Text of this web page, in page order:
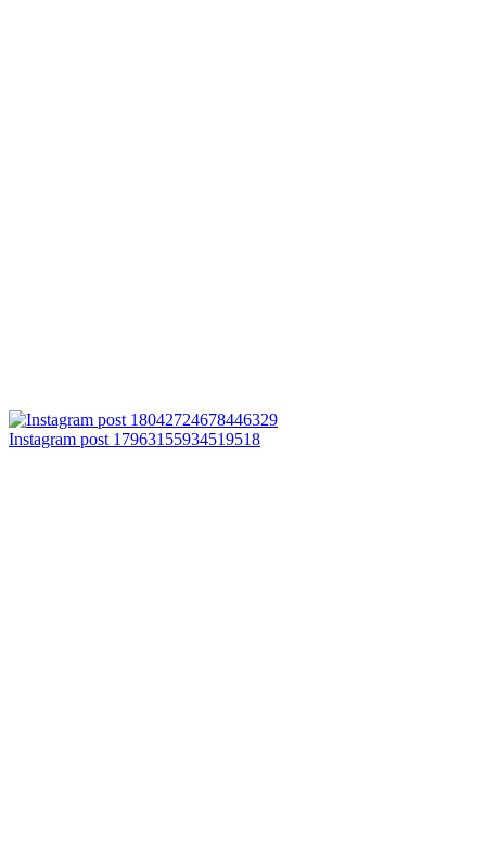
Instagram post 17963155934519518